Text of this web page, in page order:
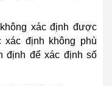
xác định được
xác định không phù
định để xác định số